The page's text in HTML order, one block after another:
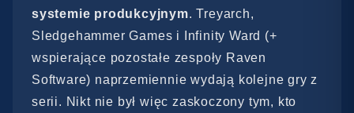
systemie produkcyjnym. Treyarch,
Sledgehammer Games i Infinity Ward (+
wspierające pozostałe zespoły Raven
Software) naprzemiennie wydają kolejne gry z
serii. Nikt nie był więc zaskoczony tym, kto